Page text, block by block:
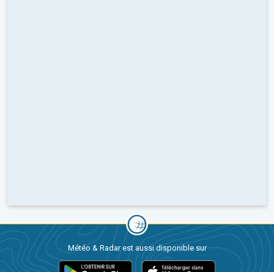
Météo & Radar est aussi disponible sur